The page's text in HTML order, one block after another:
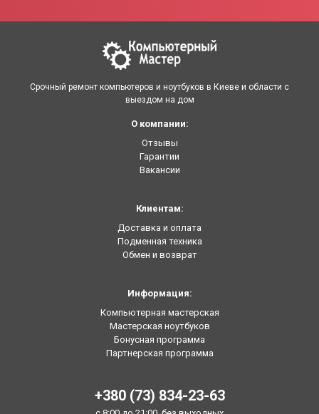
Срочный ремонт компьютеров и ноутбуков в Киеве и области с
выездом на дом
О компании:
Отзывы
Гарантии
Вакансии
Клиентам:
Доставка и оплата
Подменная техника
Обмен и возврат
Информация:
Компьютерная мастерская
Мастерская ноутбуков
Бонусная программа
Партнерская программа
+380 (73) 834-23-63